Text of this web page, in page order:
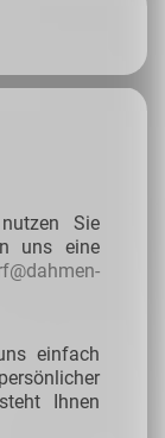
Sie
uns eine
einfach
Ihnen